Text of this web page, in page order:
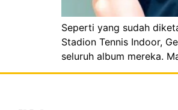
Seperti yang sudah
Stadion Tennis Indoor,
seluruh album mereka.